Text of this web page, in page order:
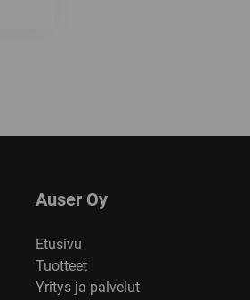
Auser Oy
Etusivu
Tuotteet
Yritys ja palvelut